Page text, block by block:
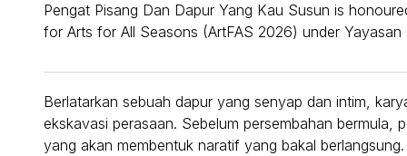
Pengat Pisang Dan Dapur Yang Kau Susun is
for Arts for All Seasons (ArtFAS 2026) under Yayasan
Berlatarkan sebuah dapur yang senyap dan intim,
ekskavasi perasaan. Sebelum persembahan
yang akan membentuk naratif yang bakal